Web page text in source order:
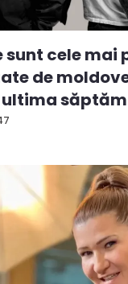
sunt cele mai
de